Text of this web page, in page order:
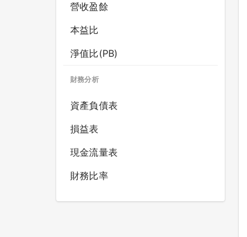
營收盈餘
本益比
淨值比(PB)
財務分析
資產負債表
損益表
現金流量表
財務比率